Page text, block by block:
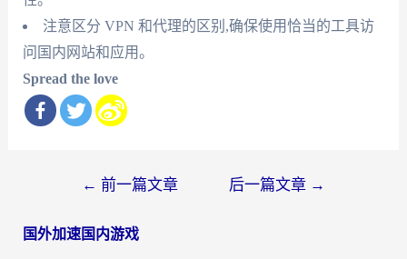
注意区分 VPN 和代理的区别,确保使用恰当的工具访
问国内网站和应用。
Spread the love
导
← 前一篇文章 后一篇文章 →
国外加速国内游戏